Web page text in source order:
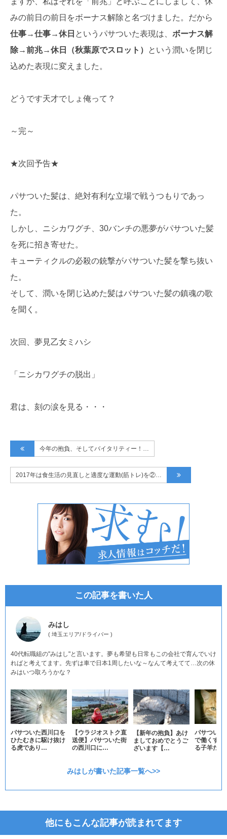
みの前日の前日をボーナス解除と名づけました。だから
仕事→仕事→休日 というパサついた表現は、 ボーナス解
除→前兆→休日（秋葉原でスロット）
という潤いを閉じ
込めた表現に変えました。
どうです天才でしょ俺って？
～完～
★次回予告★
パサついた髪は、絶対有利な立場で戦うつもりであっ
た。
しかし、ニシカワグチ、30バンチの悪夢がパサついた髪
を死に招き寄せた。
キューティクルの必殺の銃撃がパサついた髪を撃ち抜い
た。
そして、潤いを閉じ込めた髪はパサついた髪の鎮魂の歌
を聞く。
次回、夢見乙女ミハシ
「ニシカワグチの脱出」
君は、刻の涙を見る・・・
今年の抱負、そしてバイタリティー！…
2017年は食生活の見直しと適度な運動(筋トレ)を②…
この記事を書いた人
みはし
( 埼玉エリア/ ドライバー )
40代転職組の"みはし"と言います。夢も希望も日常もこの会社で育んでいけ
ればと考えてます。先ずは車で日本1周したいな～なんて考えてて…次の休
みはいつ取ろうかな？
パサついた西川口を
ひたむきに駆け抜け
る虎であり…
【ウラジオストク直
送便】パサついた街
の西川口に…
【新年の抱負】あけ
ましておめでとうご
ざいます【…
パサついた
で働くすべ
る子羊た
みはしが書いた記事一覧へ>>
他にもこんな記事が読まれてます